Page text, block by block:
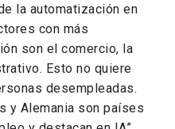
la automatización en
con más
son el comercio, la
Esto no quiere
desempleadas.
y Alemania son países